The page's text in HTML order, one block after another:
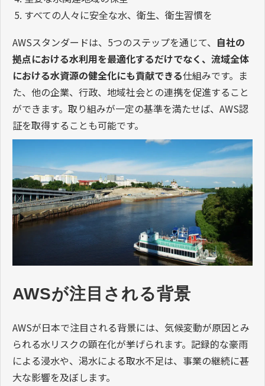
すべての人々に安全な水、衛生、衛生習慣を
AWSスタンダードは、5つのステップを通じて、 自社の
拠点における水利用を最適化するだけでなく、流域全体
における水資源の健全化にも貢献できる仕組みです。ま
た、他の企業、行政、地域社会との連携を促進すること
ができます。取り組みが一定の基準を満たせば、AWS認
証を取得することも可能です。
AWSが注目される背景
AWSが日本で注目される背景には、気候変動が原因とみ
られる水リスクの顕在化が挙げられます。記録的な豪雨
による浸水や、渇水による取水不足は、事業の継続に甚
大な影響を及ぼします。